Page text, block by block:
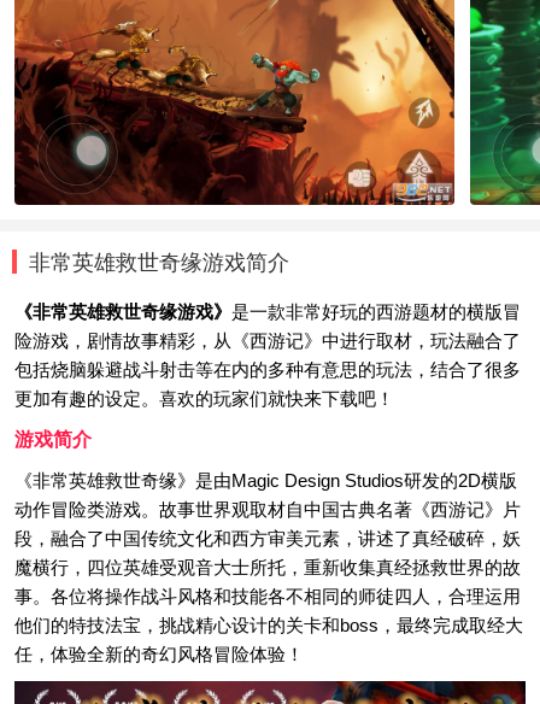
非常英雄救世奇缘游戏简介
《非常英雄救世奇缘游戏》 是一款非常好玩的西游题材的横版冒
险游戏，剧情故事精彩，从《西游记》中进行取材，玩法融合了
包括烧脑躲避战斗射击等在内的多种有意思的玩法，结合了很多
更加有趣的设定。喜欢的玩家们就快来下载吧！
游戏简介
《非常英雄救世奇缘》是由Magic Design Studios研发的2D横版
动作冒险类游戏。故事世界观取材自中国古典名著《西游记》片
段，融合了中国传统文化和西方审美元素，讲述了真经破碎，妖
魔横行，四位英雄受观音大士所托，重新收集真经拯救世界的故
事。各位将操作战斗风格和技能各不相同的师徒四人，合理运用
他们的特技法宝，挑战精心设计的关卡和boss，最终完成取经大
任，体验全新的奇幻风格冒险体验！